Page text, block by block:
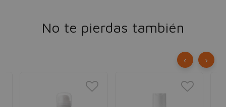
No te pierdas también
‹ ›